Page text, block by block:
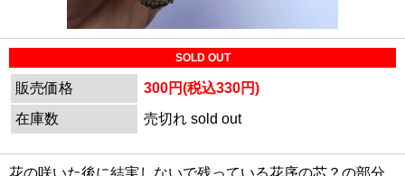
SOLD OUT
販売価格
300円(税込330円)
在庫数
売切れ sold out
花の咲いた後に結実しないで残っている花序の芯？の部分